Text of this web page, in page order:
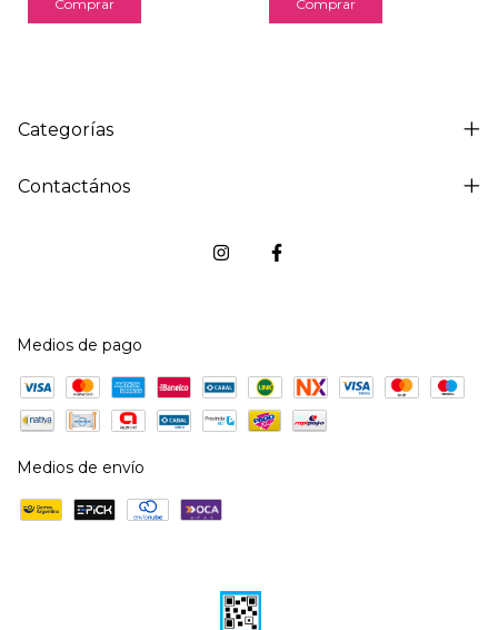
Comprar Comprar
Categorías
Contactános
Medios de pago
Medios de envío